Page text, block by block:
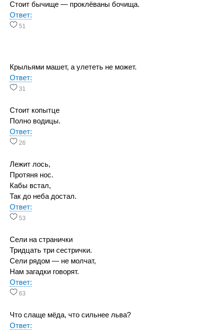
Стоит бычище — проклёваны бочища.
Ответ:
51
Крыльями машет, а улететь не может.
Ответ:
31
Стоит копытце
Полно водицы.
Ответ:
26
Лежит лось,
Протяня нос.
Кабы встал,
Так до неба достал.
Ответ:
53
Сели на странички
Тридцать три сестрички.
Сели рядом — не молчат,
Нам загадки говорят.
Ответ:
63
Что слаще мёда, что сильнее льва?
Ответ: